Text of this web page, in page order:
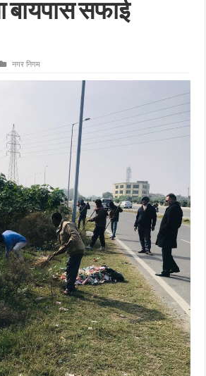
बायपास सफाई
नगर निगम